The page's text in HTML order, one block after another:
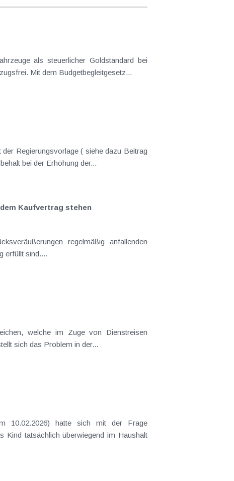
als steuerlicher Goldstandard bei
Mit dem Budgetbegleitgesetz...
Regierungsvorlage ( siehe dazu Beitrag
bei der Erhöhung der...
Kaufvertrag stehen
regelmäßig anfallenden
erfüllt sind....
welche im Zuge von Dienstreisen
sich das Problem in der...
10.02.2026) hatte sich mit der Frage
Kind tatsächlich überwiegend im Haushalt